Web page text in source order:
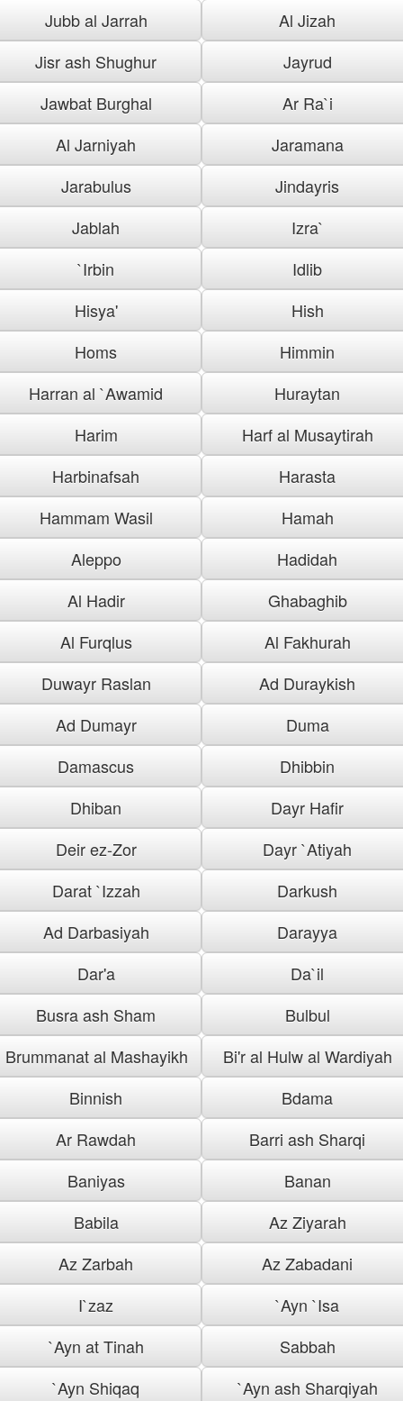
Jubb al Jarrah
Al Jizah
Jisr ash Shughur
Jayrud
Jawbat Burghal
Ar Ra`i
Al Jarniyah
Jaramana
Jarabulus
Jindayris
Jablah
Izra`
`Irbin
Idlib
Hisya'
Hish
Homs
Himmin
Harran al `Awamid
Huraytan
Harim
Harf al Musaytirah
Harbinafsah
Harasta
Hammam Wasil
Hamah
Aleppo
Hadidah
Al Hadir
Ghabaghib
Al Furqlus
Al Fakhurah
Duwayr Raslan
Ad Duraykish
Ad Dumayr
Duma
Damascus
Dhibbin
Dhiban
Dayr Hafir
Deir ez-Zor
Dayr `Atiyah
Darat `Izzah
Darkush
Ad Darbasiyah
Darayya
Dar'a
Da`il
Busra ash Sham
Bulbul
Brummanat al Mashayikh
Bi'r al Hulw al Wardiyah
Binnish
Bdama
Ar Rawdah
Barri ash Sharqi
Baniyas
Banan
Babila
Az Ziyarah
Az Zarbah
Az Zabadani
I`zaz
`Ayn `Isa
`Ayn at Tinah
Sabbah
`Ayn Shiqaq
`Ayn ash Sharqiyah